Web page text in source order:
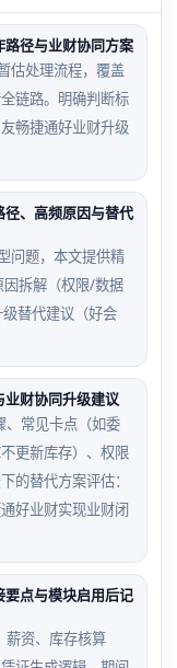
径与业财协同方案
估处理流程，覆盖
链路。明确判断标
畅捷通好业财升级
、高频原因与替代
问题，本文提供精
拆解（权限/数据
替代建议（好会
财协同升级建议
、常见卡点（如委
更新库存）、权限
的替代方案评估：
好业财实现业财闭
点与模块启用后记
薪资、库存核算